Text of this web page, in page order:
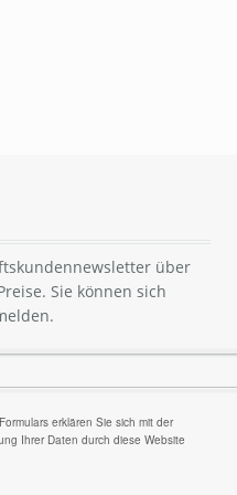
über
Sie können sich
erklären Sie sich mit der
Ihrer Daten durch diese Website